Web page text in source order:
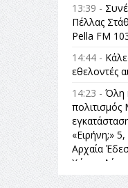
13:39 -
Πέλλας
Pella FM
14:44 -
εθελοντές
14:23 - Όλη
πολιτισμός
«Ειρήνη;»
Αρχαία
Χώρος
14:19 -